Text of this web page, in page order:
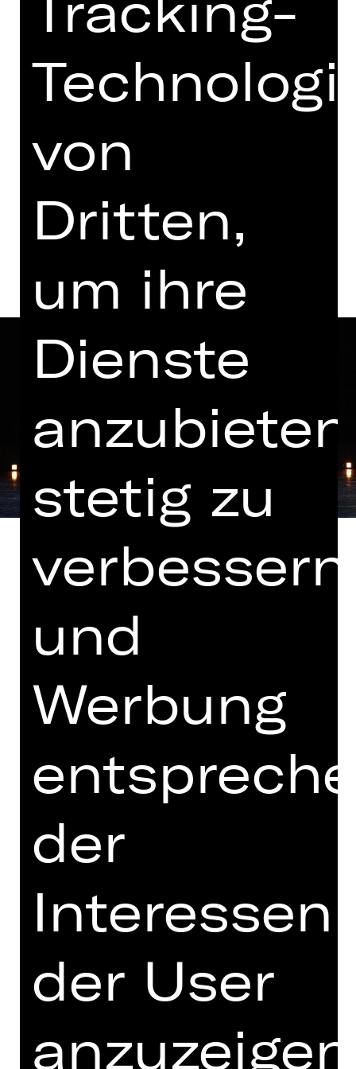
mit zwei Pausen
zum letzten Mal
18.30 Uhr Einführung
Termine und Besetzung
Musik von AtomTM, Niharika Senapati
und M83
„Les Ballets Actuels“ bringt drei
unterschiedliche choreografische
Stimmen zusammen und erforscht die
Beziehung des Balletts zur
zeitgenössischen Musik und Kultur, zu
Formen der Bewegung, der
Interaktion und des Zusammenseins.
Der Abend beginnt in Justin Pecks
ursprünglich für das San Francisco
Ballet im Jahr 2018 geschaffen wurde.
Zur pulsierenden Musik der
französischen Elektro-Pop-Gruppe
M83 katapultiert das Werk das Ballett
mit einem in Sneakern auftretenden
modernen Lebens und verbindet
Klassik und Moderne in einer
von
Dritten,
um ihre
Dienste
stetig zu
verbessern
und
Werbung
der
Interessen
der User